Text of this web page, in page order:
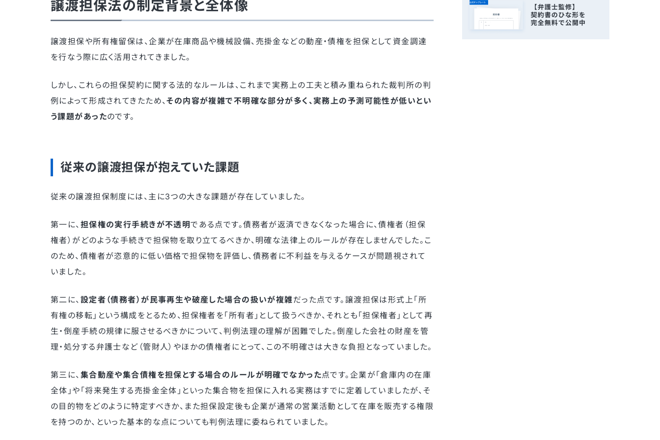
譲渡担保法の制定背景と全体像
譲渡担保や所有権留保は、企業が在庫商品や機械設備、売掛金などの動産・債権を担保として資金調達
を行なう際に広く活用されてきました。
しかし、これらの担保契約に関する法的なルールは、これまで実務上の工夫と積み重ねられた裁判所の判
例によって形成されてきたため、その内容が複雑で不明確な部分が多く、実務上の予測可能性が低いとい
う課題があったのです。
従来の譲渡担保が抱えていた課題
従来の譲渡担保制度には、主に3つの大きな課題が存在していました。
第一に、 担保権の実行手続きが不透明である点です。債務者が返済できなくなった場合に、債権者（担保
権者）がどのような手続きで担保物を取り立てるべきか、明確な法律上のルールが存在しませんでした。こ
のため、債権者が恣意的に低い価格で担保物を評価し、債務者に不利益を与えるケースが問題視されて
いました。
第二に、 設定者（債務者）が民事再生や破産した場合の扱いが複雑だった点です。譲渡担保は形式上「所
有権の移転」という構成をとるため、担保権者を「所有者」として扱うべきか、それとも「担保権者」として再
生・倒産手続の規律に服させるべきかについて、判例法理の理解が困難でした。倒産した会社の財産を管
理・処分する弁護士など（管財人）やほかの債権者にとって、この不明確さは大きな負担となっていました。
第三に、 集合動産や集合債権を担保とする場合のルールが明確でなかった点です。企業が「倉庫内の在庫
全体」や「将来発生する売掛金全体」といった集合物を担保に入れる実務はすでに定着していましたが、そ
の目的物をどのように特定すべきか、また担保設定後も企業が通常の営業活動として在庫を販売する権限
を持つのか、といった基本的な点についても判例法理に委ねられていました。